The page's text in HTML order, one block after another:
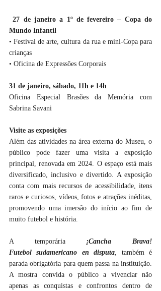
27 de janeiro a 1º de fevereiro – Copa do
Mundo Infantil
• Festival de arte, cultura da rua e mini-Copa para
crianças
• Oficina de Expressões Corporais
31 de janeiro, sábado, 11h e 14h
Oficina Especial Brasões da Memória com
Sabrina Savani
Visite as exposições
Além das atividades na área externa do Museu, o
público pode fazer uma visita a exposição
principal, renovada em 2024. O espaço está mais
diversificado, inclusivo e divertido. A exposição
conta com mais recursos de acessibilidade, itens
raros e curiosos, vídeos, fotos e atrações inéditas,
promovendo uma imersão do início ao fim de
muito futebol e história.
A temporária ¡Cancha Brava!
Futebol sudamericano en disputa , também é
parada obrigatória para quem passa na instituição.
A mostra convida o público a vivenciar não
apenas as conquistas e confrontos dentro de